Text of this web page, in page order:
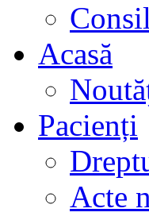
Acasă
Pacienți
Acte